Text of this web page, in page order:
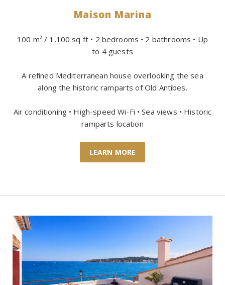
Maison Marina
100 m² / 1,100 sq ft • 2 bedrooms • 2 bathrooms • Up
to 4 guests
A refined Mediterranean house overlooking the sea
along the historic ramparts of Old Antibes.
Air conditioning • High-speed Wi-Fi • Sea views • Historic
ramparts location
LEARN MORE